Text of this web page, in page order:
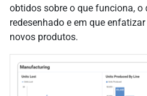
obtidos sobre o que funciona, o
redesenhado e em que
novos produtos.